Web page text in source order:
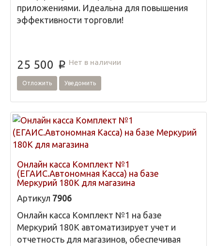
приложениями. Идеальна для повышения
эффективности торговли!
25 500 p Нет в наличии
Отложить Уведомить
Онлайн касса Комплект №1
(ЕГАИС.Автономная Касса) на базе
Меркурий 180К для магазина
Артикул 7906
Онлайн касса Комплект №1 на базе
Меркурий 180К автоматизирует учет и
отчетность для магазинов, обеспечивая